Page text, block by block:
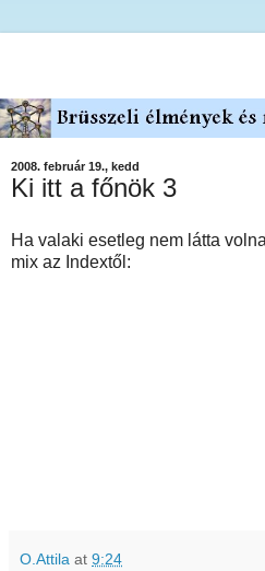
2008. február 19., kedd
Ki itt a főnök 3
Ha valaki esetleg nem látta
mix az Indextől:
O.Attila at 9:24